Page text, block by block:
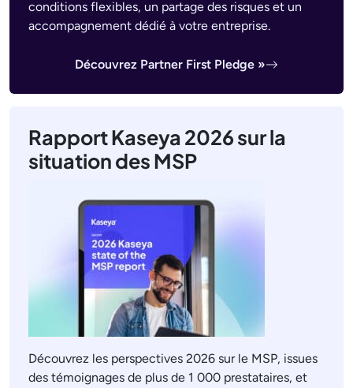
conditions flexibles, un partage des risques et un
accompagnement dédié à votre entreprise.
Découvrez Partner First Pledge »
Rapport Kaseya 2026 sur la
situation des MSP
Découvrez les perspectives 2026 sur le MSP, issues
des témoignages de plus de 1 000 prestataires, et